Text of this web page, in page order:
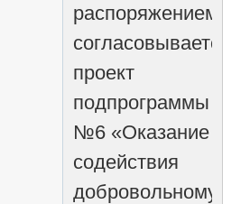
распоряжением
согласовывается
проект
подпрограммы
№6 «Оказание
содействия
добровольному